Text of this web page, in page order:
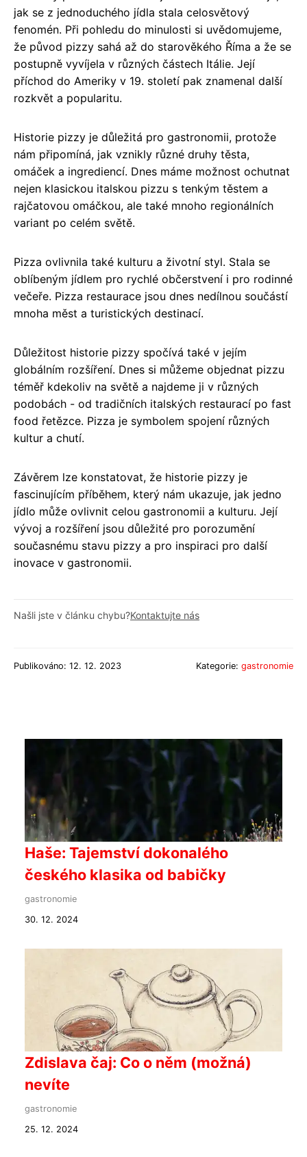
jak se z jednoduchého jídla stala celosvětový
fenomén. Při pohledu do minulosti si uvědomujeme,
že původ pizzy sahá až do starověkého Říma a že se
postupně vyvíjela v různých částech Itálie. Její
příchod do Ameriky v 19. století pak znamenal další
rozkvět a popularitu.
Historie pizzy je důležitá pro gastronomii, protože
nám připomíná, jak vznikly různé druhy těsta,
omáček a ingrediencí. Dnes máme možnost ochutnat
nejen klasickou italskou pizzu s tenkým těstem a
rajčatovou omáčkou, ale také mnoho regionálních
variant po celém světě.
Pizza ovlivnila také kulturu a životní styl. Stala se
oblíbeným jídlem pro rychlé občerstvení i pro rodinné
večeře. Pizza restaurace jsou dnes nedílnou součástí
mnoha měst a turistických destinací.
Důležitost historie pizzy spočívá také v jejím
globálním rozšíření. Dnes si můžeme objednat pizzu
téměř kdekoliv na světě a najdeme ji v různých
podobách - od tradičních italských restaurací po fast
food řetězce. Pizza je symbolem spojení různých
kultur a chutí.
Závěrem lze konstatovat, že historie pizzy je
fascinujícím příběhem, který nám ukazuje, jak jedno
jídlo může ovlivnit celou gastronomii a kulturu. Její
vývoj a rozšíření jsou důležité pro porozumění
současnému stavu pizzy a pro inspiraci pro další
inovace v gastronomii.
Našli jste v článku chybu?Kontaktujte nás
Publikováno: 12. 12. 2023 Kategorie: gastronomie
Haše: Tajemství dokonalého
českého klasika od babičky
gastronomie
30. 12. 2024
Zdislava čaj: Co o něm (možná)
nevíte
gastronomie
25. 12. 2024